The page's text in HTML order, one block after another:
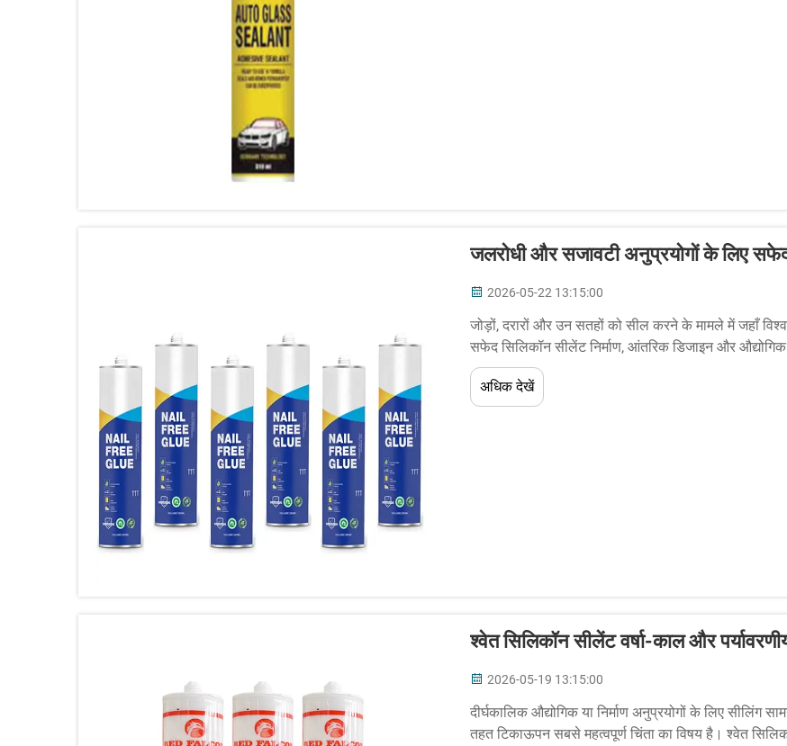
जलरोधी और सजावटी अनुप्रयोगों के लिए
2026-05-22 13:15:00
जोड़ों, दरारों और उन सतहों को सील करने के मामले में जहाँ
सफेद सिलिकॉन सीलेंट निर्माण, आंतरिक डिजाइन और
है। यू...
अधिक देखें
श्वेत सिलिकॉन सीलेंट वर्षा-काल और
2026-05-19 13:15:00
दीर्घकालिक औद्योगिक या निर्माण अनुप्रयोगों के लिए सीलिंग
तहत टिकाऊपन सबसे महत्वपूर्ण चिंता का विषय है। श्वेत